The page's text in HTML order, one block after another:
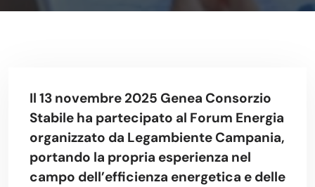
Il 13 novembre 2025 Genea Consorzio
Stabile ha partecipato al Forum Energia
organizzato da Legambiente Campania,
portando la propria esperienza nel
campo dell’efficienza energetica e delle